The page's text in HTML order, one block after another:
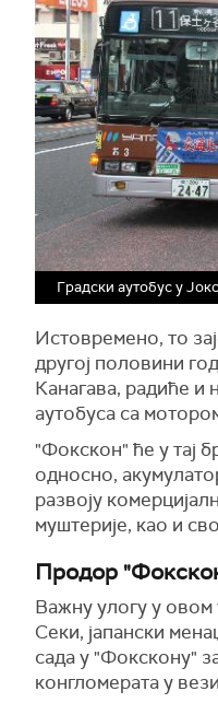
Градски аутобус у
Истовремено, то
другој половини
Канагава, радиће
аутобуса са
"Фокскон" ће у тај
односно,
развоју
муштерије, као и
Продор
Важну улогу у овом
Секи, јапански
сада у "Фокскону"
конгломерата у